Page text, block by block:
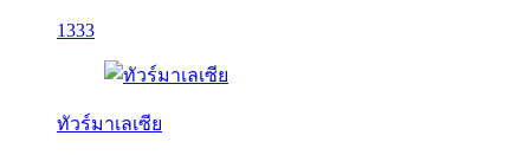
1333
ทัวร์มาเลเซีย